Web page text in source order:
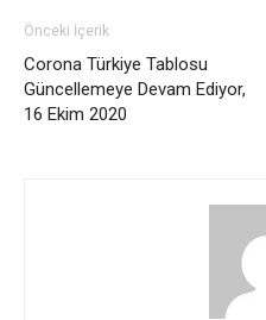
Önceki İçerik
Corona Türkiye Tablosu
Güncellemeye Devam Ediyor,
16 Ekim 2020